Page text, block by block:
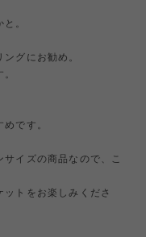
。
グにお勧め。
です。
イズの商品なので、こ
トをお楽しみくださ